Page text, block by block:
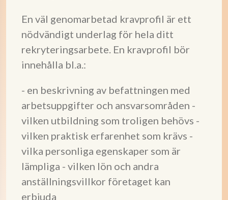
En väl genomarbetad kravprofil är ett
nödvändigt underlag för hela ditt
rekryteringsarbete. En kravprofil bör
innehålla bl.a.:
- en beskrivning av befattningen med
arbetsuppgifter och ansvarsområden -
vilken utbildning som troligen behövs -
vilken praktisk erfarenhet som krävs -
vilka personliga egenskaper som är
lämpliga - vilken lön och andra
anställningsvillkor företaget kan
erbjuda